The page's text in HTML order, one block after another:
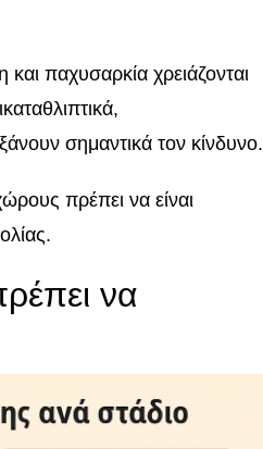
παχυσαρκία χρειάζονται
σημαντικά τον κίνδυνο.
πρέπει να είναι
να